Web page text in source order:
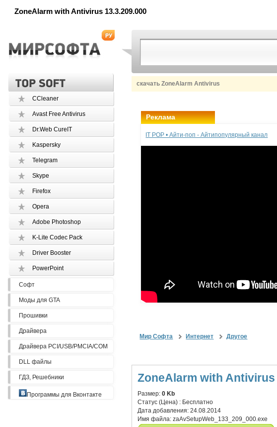
ZoneAlarm with Antivirus 13.3.209.000
скачать ZoneAlarm Antivirus
CCleaner
Avast Free Antivirus
Dr.Web CureIT
Kaspersky
Telegram
Skype
Firefox
Opera
Adobe Photoshop
K-Lite Codec Pack
Driver Booster
PowerPoint
Софт
Моды для GTA
Прошивки
Драйвера
Драйвера PCI/USB/PMCIA/COM
DLL файлы
ГДЗ, Решебники
Программы для Вконтакте
Реклама
IT POP • Айти-поп - Айтипопулярный канал
Мир Софта Интернет Другое
ZoneAlarm with Antivirus
Размер:0 Kb
Статус (Цена) : Бесплатно
Дата добавления:24.08.2014
Имя файла:zaAvSetupWeb_133_209_000.exe